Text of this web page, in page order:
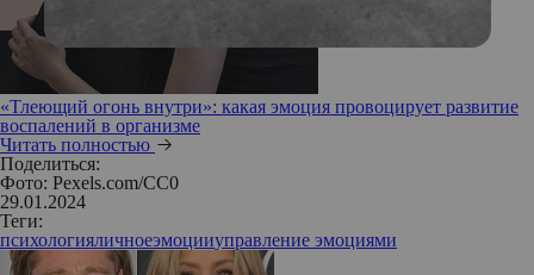
«Тлеющий огонь внутри»: какая эмоция провоцирует развитие
воспалений в организме
Читать полностью
Поделиться:
Фото: Pexels.com/CC0
29.01.2024
Теги:
психологияличноеэмоцииуправление эмоциями